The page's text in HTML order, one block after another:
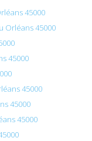
45000
Orléans 45000
45000
45000
45000
45000